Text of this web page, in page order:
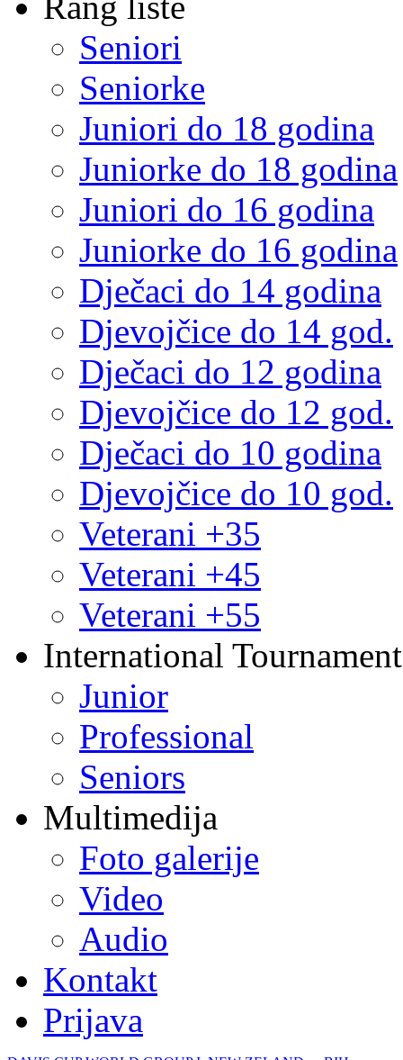
Seniori
Seniorke
Juniori do 18 godina
Juniorke do 18 godina
Juniori do 16 godina
Juniorke do 16 godina
Dječaci do 14 godina
Djevojčice do 14 god.
Dječaci do 12 godina
Djevojčice do 12 god.
Dječaci do 10 godina
Djevojčice do 10 god.
Veterani +35
Veterani +45
Veterani +55
International
Junior
Professional
Seniors
Multimedija
Foto galerije
Video
Audio
Kontakt
Prijava